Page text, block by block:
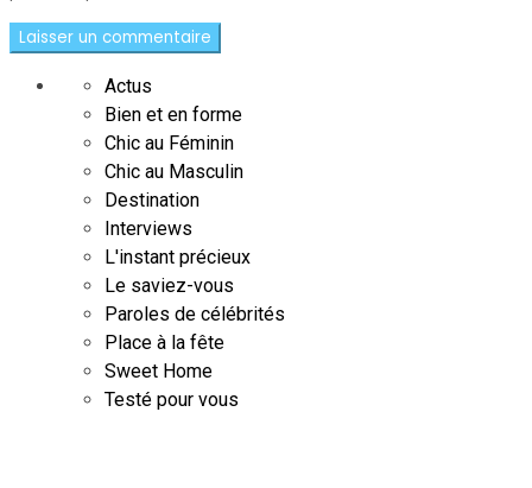
Actus
Bien et en forme
Chic au Féminin
Chic au Masculin
Destination
Interviews
L'instant précieux
Le saviez-vous
Paroles de célébrités
Place à la fête
Sweet Home
Testé pour vous